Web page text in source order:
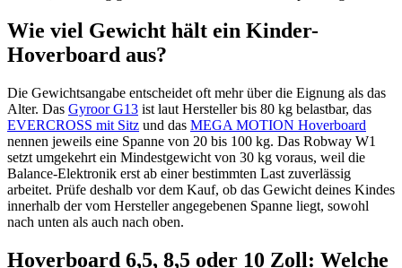
Wie viel Gewicht hält ein Kinder-
Hoverboard aus?
Die Gewichtsangabe entscheidet oft mehr über die Eignung als das
Alter. Das Gyroor G13 ist laut Hersteller bis 80 kg belastbar, das
EVERCROSS mit Sitz und das MEGA MOTION Hoverboard
nennen jeweils eine Spanne von 20 bis 100 kg. Das Robway W1
setzt umgekehrt ein Mindestgewicht von 30 kg voraus, weil die
Balance-Elektronik erst ab einer bestimmten Last zuverlässig
arbeitet. Prüfe deshalb vor dem Kauf, ob das Gewicht deines Kindes
innerhalb der vom Hersteller angegebenen Spanne liegt, sowohl
nach unten als auch nach oben.
Hoverboard 6,5, 8,5 oder 10 Zoll: Welche